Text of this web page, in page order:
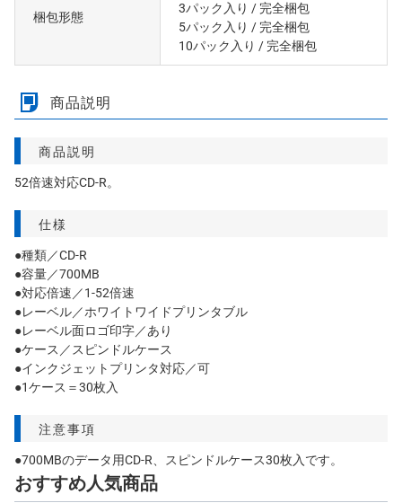
梱包形態
3パック入り / 完全梱包
5パック入り / 完全梱包
10パック入り / 完全梱包
商品説明
商品説明
52倍速対応CD-R。
仕様
●種類／CD-R
●容量／700MB
●対応倍速／1-52倍速
●レーベル／ホワイトワイドプリンタブル
●レーベル面ロゴ印字／あり
●ケース／スピンドルケース
●インクジェットプリンタ対応／可
●1ケース＝30枚入
注意事項
●700MBのデータ用CD-R、スピンドルケース30枚入です。
おすすめ人気商品